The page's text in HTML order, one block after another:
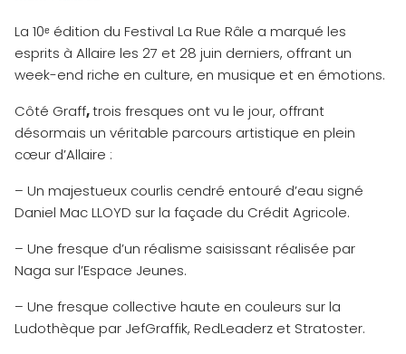
La 10ᵉ édition du Festival La Rue Râle a marqué les
esprits à Allaire les 27 et 28 juin derniers, offrant un
week-end riche en culture, en musique et en émotions.
Côté Graff,trois fresques ont vu le jour, offrant
désormais un véritable parcours artistique en plein
cœur d’Allaire :
– Un majestueux courlis cendré entouré d’eau signé
Daniel Mac LLOYD sur la façade du Crédit Agricole.
– Une fresque d’un réalisme saisissant réalisée par
Naga sur l’Espace Jeunes.
– Une fresque collective haute en couleurs sur la
Ludothèque par JefGraffik, RedLeaderz et Stratoster.